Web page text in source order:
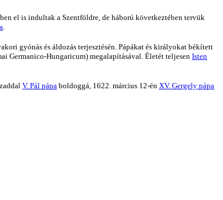
el is indultak a Szentföldre, de háború következtében tervük
.
gyónás és áldozás terjesztésén. Pápákat és királyokat békített
Germanico-Hungaricum) megalapításával. Életét teljesen Isten
V. Pál pápa boldoggá, 1622. március 12-én XV. Gergely pápa